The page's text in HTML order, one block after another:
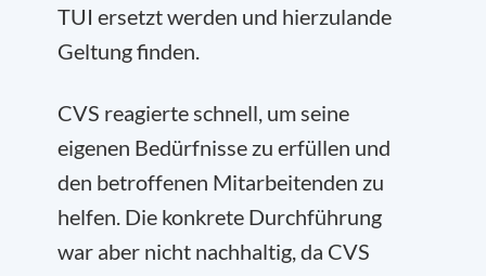
TUI ersetzt werden und hierzulande
Geltung finden.
CVS reagierte schnell, um seine
eigenen Bedürfnisse zu erfüllen und
den betroffenen Mitarbeitenden zu
helfen. Die konkrete Durchführung
war aber nicht nachhaltig, da CVS